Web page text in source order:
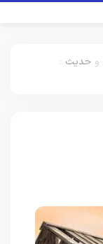
و حدیث :